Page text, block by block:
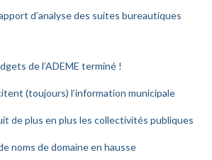
d’analyse des suites bureautiques
de l’ADEME terminé !
(toujours) l’information municipale
de plus en plus les collectivités publiques
noms de domaine en hausse